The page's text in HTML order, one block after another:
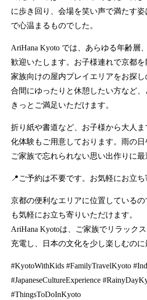
に歩き回り、会場を笑い声で満たす
で心温まるものでした。
AriHana Kyoto では、あらゆる年齢層
歓迎いたします。お子様連れで京都
家族向けの屋内プレイエリアをお探
合間にゆったりと休憩したい方など
きっとご満足いただけます。
折り紙や書道など、お子様から大人
化体験もご用意しております。雨の日
ご家族で忘れられない思い出作りに最
📍ご予約は不要です。お気軽にお立ち
京都の便利なエリアに位置している
も気軽にお立ち寄りいただけます。
AriHana Kyotoは、ご家族でリラック
充電し、日本の文化を少し楽しむのに
#KyotoWithKids #FamilyTravelKyoto
#JapaneseCultureExperience
#ThingsToDoInKyoto